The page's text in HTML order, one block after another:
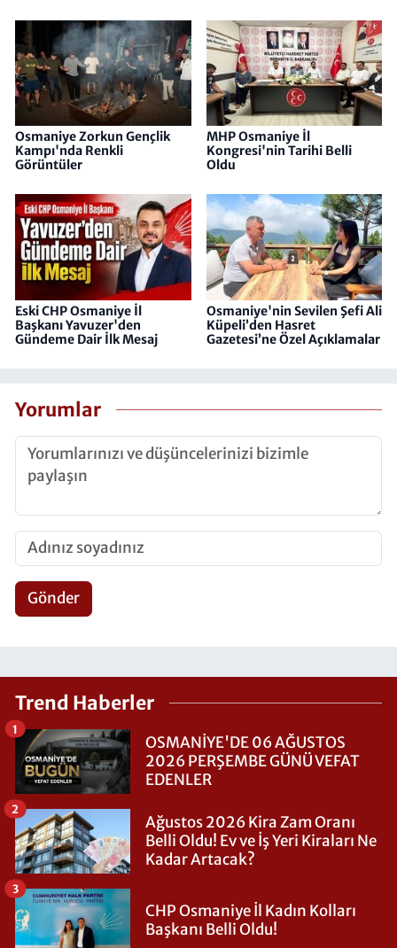
Osmaniye Zorkun Gençlik
Kampı'nda Renkli
Görüntüler
MHP Osmaniye İl
Kongresi'nin Tarihi Belli
Oldu
Eski CHP Osmaniye İl
Başkanı Yavuzer'den
Gündeme Dair İlk Mesaj
Osmaniye'nin Sevilen Şefi Ali
Küpeli’den Hasret
Gazetesi’ne Özel Açıklamalar
Yorumlar
Gönder
Trend Haberler
OSMANİYE'DE 06 AĞUSTOS
2026 PERŞEMBE GÜNÜ VEFAT
EDENLER
1
Ağustos 2026 Kira Zam Oranı
Belli Oldu! Ev ve İş Yeri Kiraları Ne
Kadar Artacak?
2
CHP Osmaniye İl Kadın Kolları
Başkanı Belli Oldu!
3